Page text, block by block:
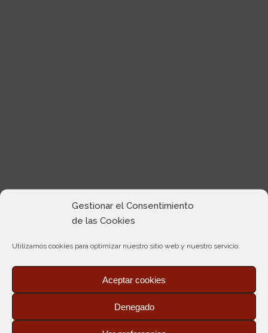
Gestionar el Consentimiento
de las Cookies
Utilizamos cookies para optimizar nuestro sitio web y nuestro servicio.
Aceptar cookies
Denegado
AMAZE
Print